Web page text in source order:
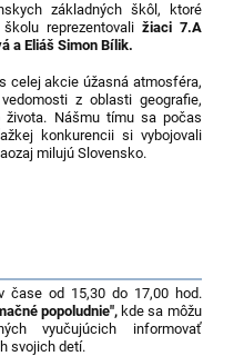
základných škôl, ktoré
reprezentovali žiaci 7.A
a Eliáš Simon Bílik.
celej akcie úžasná atmosféra,
z oblasti geografie,
života. Nášmu tímu sa počas
konkurencii si vybojovali
milujú Slovensko.
čase od 15,30 do 17,00 hod.
popoludnie",kde sa môžu
vyučujúcich informovať
svojich detí.